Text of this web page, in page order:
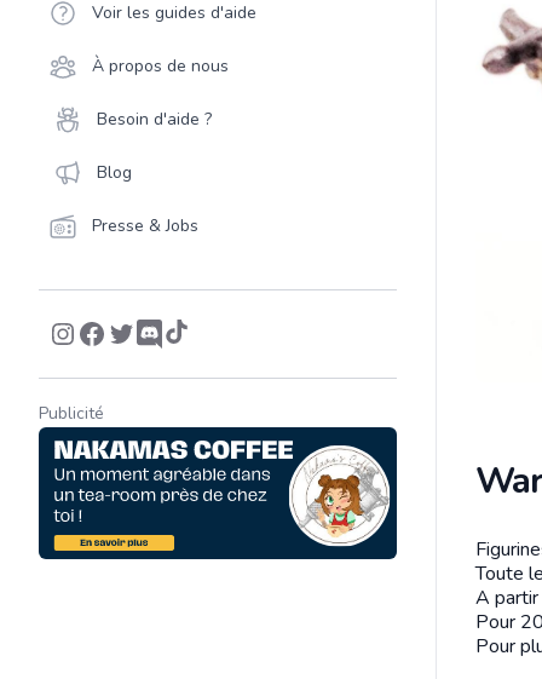
Voir les guides d'aide
À propos de nous
Besoin d'aide ?
Blog
Presse & Jobs
Publicité
Toute
A
Pour
Pour